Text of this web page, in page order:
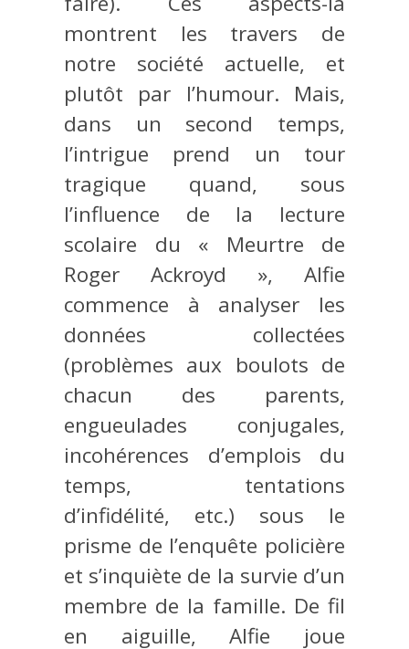
montrent les travers de
notre société actuelle, et
plutôt par l’humour. Mais,
dans un second temps,
l’intrigue prend un tour
tragique quand, sous
l’influence de la lecture
scolaire du « Meurtre de
Roger Ackroyd », Alfie
commence à analyser les
données collectées
(problèmes aux boulots de
chacun des parents,
engueulades conjugales,
incohérences d’emplois du
temps, tentations
d’infidélité, etc.) sous le
prisme de l’enquête policière
et s’inquiète de la survie d’un
membre de la famille. De fil
en aiguille, Alfie joue